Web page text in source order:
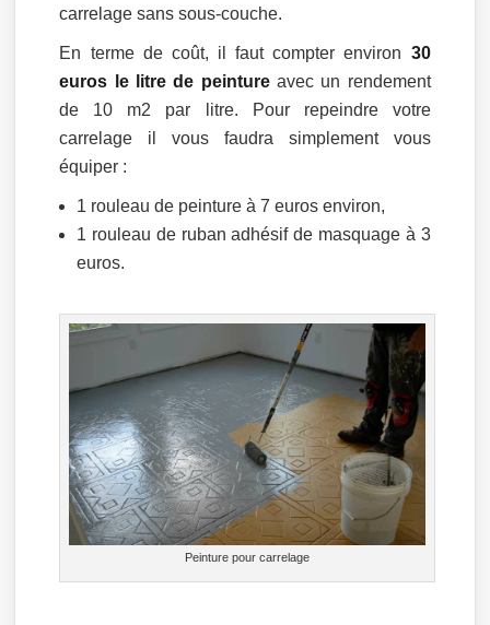
carrelage sans sous-couche.
En terme de coût, il faut compter environ 30
euros le litre de peintureavec un rendement
de 10 m2 par litre. Pour repeindre votre
carrelage il vous faudra simplement vous
équiper :
1 rouleau de peinture à 7 euros environ,
1 rouleau de ruban adhésif de masquage à 3
euros.
Peinture pour carrelage